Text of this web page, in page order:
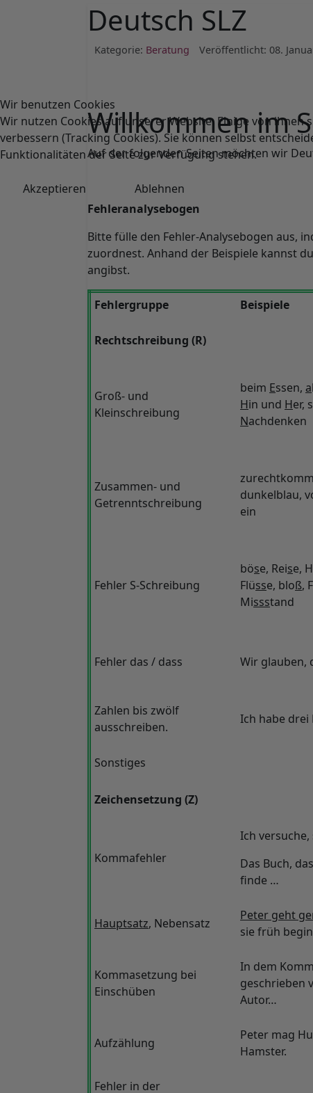
Deutsch SLZ
Kategorie: Beratung Veröffentlicht: 08.
Willkommen im
Auf der folgenden Seiten möchten wir
Fehleranalysebogen
Bitte fülle den Fehler-Analysebogen aus,
zuordnest. Anhand der Beispiele kannst
angibst.
Fehlergruppe Beispiele
Rechtschreibung (R)
Groß- und
Kleinschreibung
beim Essen, a
Hin und Her,
Nachdenken
Zusammen- und
Getrenntschreibung
dunkelblau,
ein
Fehler S-Schreibung
böse, Reise,
Flüsse, bloß,
Missstand
Fehler das / dass Wir glauben,
Zahlen bis zwölf
ausschreiben.
Ich habe drei
Sonstiges
Zeichensetzung (Z)
Kommafehler
Ich versuche,
Das Buch,
finde …
Hauptsatz, Nebensatz
Peter geht
sie früh
Kommasetzung bei
Einschüben
In dem
geschrieben
Autor…
Aufzählung
Peter mag
Hamster.
Fehler in der
Wir benutzen Cookies
Wir nutzen Cookies auf unserer Website. Einige von
verbessern (Tracking Cookies). Sie können selbst
Funktionalitäten der Seite zur Verfügung stehen.
Akzeptieren
Ablehnen